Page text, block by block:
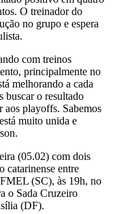
O treinador do
no grupo e espera
com treinos
principalmente no
melhorando a cada
buscar o resultado
aos playoffs. Sabemos
muito unida e
(05.02) com dois
catarinense entre
(SC), às 19h, no
o Sada Cruzeiro
(DF).